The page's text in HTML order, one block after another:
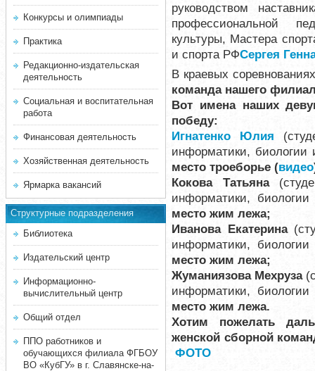
Конкурсы и олимпиады
Практика
Редакционно-издательская
деятельность
Социальная и воспитательная
работа
Финансовая деятельность
Хозяйственная деятельность
Ярмарка вакансий
Структурные подразделения
Библиотека
Издательский центр
Информационно-
вычислительный центр
Общий отдел
ППО работников и
обучающихся филиала ФГБОУ
ВО «КубГУ» в г. Славянске-на-
руководством
профессиональной
культуры, Мастера
и спорта РФСергея
В краевых
команда нашего
Вот имена наших
победу:
Игнатенко Юлия
информатики, биологии
место троеборье (видео
Кокова Татьяна
информатики, биологии
место жим лежа;
Иванова Екатерина
информатики, биологии
место жим лежа;
Жуманиязова Мехруза
информатики, биологии
место жим лежа.
Хотим пожелать
женской сборной
ФОТО